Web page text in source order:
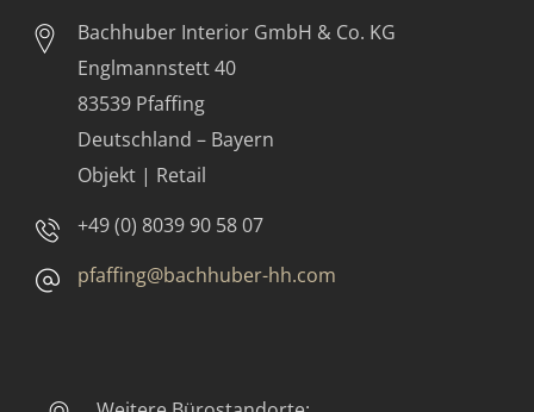
Bachhuber Interior GmbH & Co. KG
Englmannstett 40
83539 Pfaffing
Deutschland – Bayern
Objekt | Retail
+49 (0) 8039 90 58 07
pfaffing@bachhuber-hh.com